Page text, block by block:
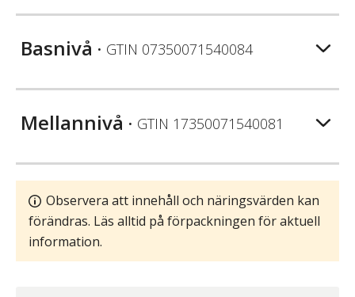
Basnivå • GTIN 07350071540084
Mellannivå • GTIN 17350071540081
Observera att innehåll och näringsvärden kan
förändras. Läs alltid på förpackningen för aktuell
information.